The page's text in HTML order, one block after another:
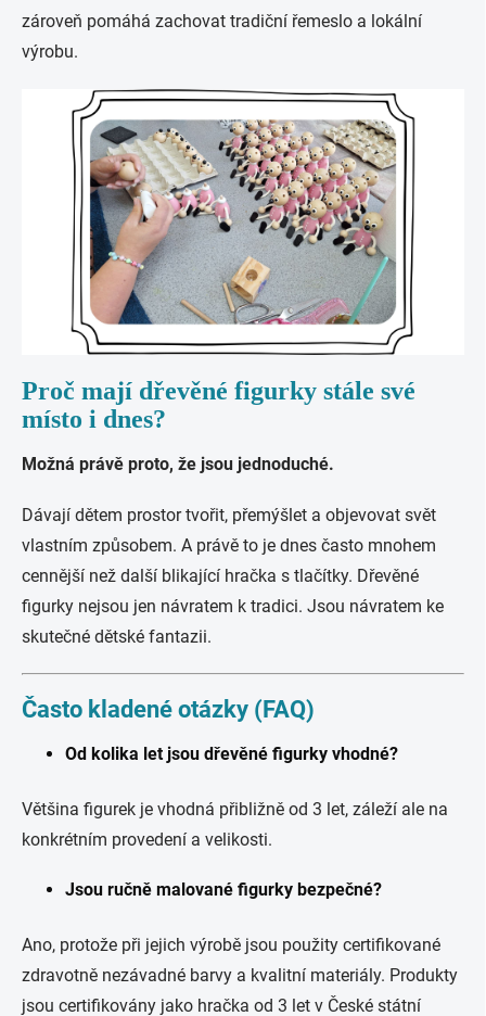
zároveň pomáhá zachovat tradiční řemeslo a lokální
výrobu.
Proč mají dřevěné figurky stále své
místo i dnes?
Možná právě proto, že jsou jednoduché.
Dávají dětem prostor tvořit, přemýšlet a objevovat svět
vlastním způsobem. A právě to je dnes často mnohem
cennější než další blikající hračka s tlačítky. Dřevěné
figurky nejsou jen návratem k tradici. Jsou návratem ke
skutečné dětské fantazii.
Často kladené otázky (FAQ)
Od kolika let jsou dřevěné figurky vhodné?
Většina figurek je vhodná přibližně od 3 let, záleží ale na
konkrétním provedení a velikosti.
Jsou ručně malované figurky bezpečné?
Ano, protože při jejich výrobě jsou použity certifikované
zdravotně nezávadné barvy a kvalitní materiály. Produkty
jsou certifikovány jako hračka od 3 let v České státní